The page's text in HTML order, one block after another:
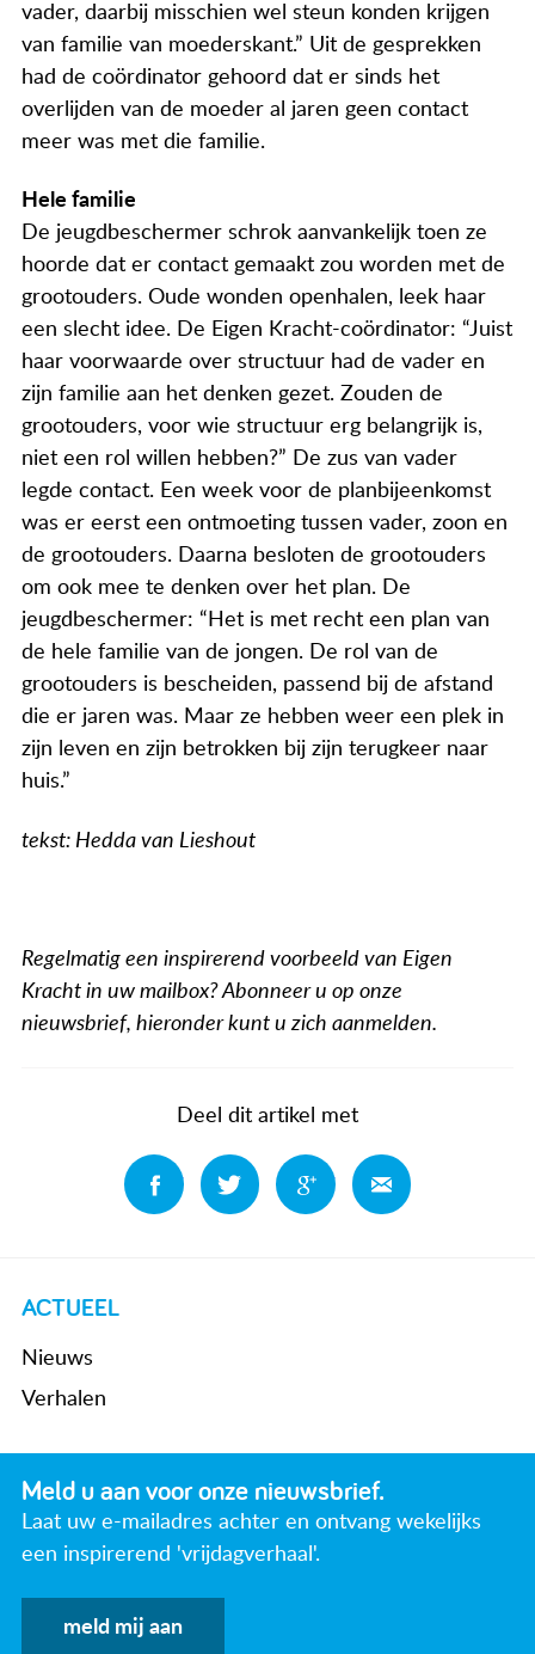
ACTUEEL
Nieuws
Verhalen
vader, daarbij misschien wel steun konden krijgen
van familie van moederskant.” Uit de gesprekken
had de coördinator gehoord dat er sinds het
overlijden van de moeder al jaren geen contact
meer was met die familie.
Hele familie
De jeugdbeschermer schrok aanvankelijk toen ze
hoorde dat er contact gemaakt zou worden met de
grootouders. Oude wonden openhalen, leek haar
een slecht idee. De Eigen Kracht-coördinator: “Juist
haar voorwaarde over structuur had de vader en
zijn familie aan het denken gezet. Zouden de
grootouders, voor wie structuur erg belangrijk is,
niet een rol willen hebben?” De zus van vader
legde contact. Een week voor de planbijeenkomst
was er eerst een ontmoeting tussen vader, zoon en
de grootouders. Daarna besloten de grootouders
om ook mee te denken over het plan. De
jeugdbeschermer: “Het is met recht een plan van
de hele familie van de jongen. De rol van de
grootouders is bescheiden, passend bij de afstand
die er jaren was. Maar ze hebben weer een plek in
zijn leven en zijn betrokken bij zijn terugkeer naar
huis.”
tekst: Hedda van Lieshout
Regelmatig een inspirerend voorbeeld van Eigen
Kracht in uw mailbox? Abonneer u op onze
nieuwsbrief, hieronder kunt u zich aanmelden.
Deel dit artikel met
Deel Deel Deel
Meld u aan voor onze nieuwsbrief.
Laat uw e-mailadres achter en ontvang wekelijks
een inspirerend 'vrijdagverhaal'.
meld mij aan